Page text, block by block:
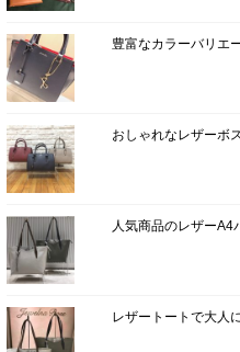
豊富なカラーバリエ
おしゃれなレザーボ
人気商品のレザー
レザートートで大人